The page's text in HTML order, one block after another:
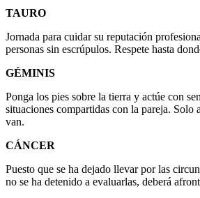
TAURO
Jornada para cuidar su reputación
personas sin escrúpulos. Respete hasta
GÉMINIS
Ponga los pies sobre la tierra y actúe con
situaciones compartidas con la pareja. Solo
van.
CÁNCER
Puesto que se ha dejado llevar por las
no se ha detenido a evaluarlas, deberá